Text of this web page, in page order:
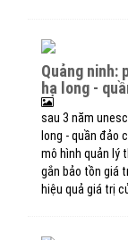
quảng
hạ long -
sau 3 năm
long - quần đảo
mô hình quản lý
gắn bảo tồn giá
hiệu quả giá trị